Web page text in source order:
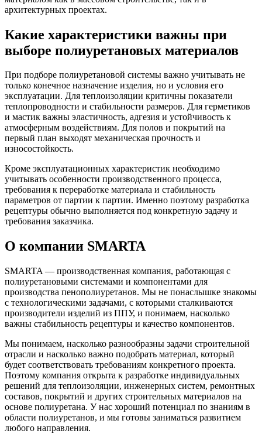
архитектурных проектах.
Какие характеристики важны при
выборе полиуретановых материалов
При подборе полиуретановой системы важно учитывать не
только конечное назначение изделия, но и условия его
эксплуатации. Для теплоизоляции критичны показатели
теплопроводности и стабильности размеров. Для герметиков
и мастик важны эластичность, адгезия и устойчивость к
атмосферным воздействиям. Для полов и покрытий на
первый план выходят механическая прочность и
износостойкость.
Кроме эксплуатационных характеристик необходимо
учитывать особенности производственного процесса,
требования к переработке материала и стабильность
параметров от партии к партии. Именно поэтому разработка
рецептуры обычно выполняется под конкретную задачу и
требования заказчика.
О компании SMARTA
SMARTA — производственная компания, работающая с
полиуретановыми системами и компонентами для
производства пенополиуретанов. Мы не понаслышке знакомы
с технологическими задачами, с которыми сталкиваются
производители изделий из ППУ, и понимаем, насколько
важны стабильность рецептуры и качество компонентов.
Мы понимаем, насколько разнообразны задачи строительной
отрасли и насколько важно подобрать материал, который
будет соответствовать требованиям конкретного проекта.
Поэтому компания открыта к разработке индивидуальных
решений для теплоизоляции, инженерных систем, ремонтных
составов, покрытий и других строительных материалов на
основе полиуретана. У нас хороший потенциал по знаниям в
области полиуретанов, и мы готовы заниматься развитием
любого направления.